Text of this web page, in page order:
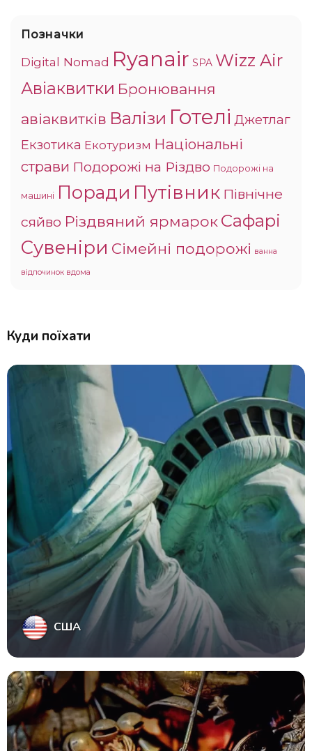
Позначки
Digital Nomad Ryanair SPA Wizz Air
Авіаквитки Бронювання
авіаквитків Валізи Готелі Джетлаг
Екзотика Екотуризм Національні
страви Подорожі на Різдво Подорожі на
машині Поради Путівник Північне
сяйво Різдвяний ярмарокСафарі
Сувеніри Сімейні подорожі ванна
відпочинок вдома
Куди поїхати
США